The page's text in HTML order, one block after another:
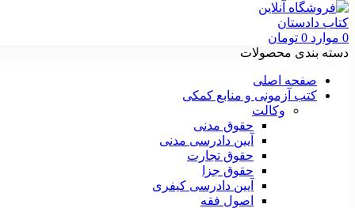
0 موارد 0 تومان
دسته بندی محصولات
صفحه اصلی
کتب آزمونی و منابع کمکی
وکالت
حقوق مدنی
آیین دادرسی مدنی
حقوق تجارت
حقوق جزا
آیین دادرسی کیفری
اصول فقه